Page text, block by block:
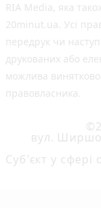
RIA Media, яка
20minut.ua. Усі
передрук чи
друкованих або
можлива
правовласника.
вул.
Cуб'єкт у сфері